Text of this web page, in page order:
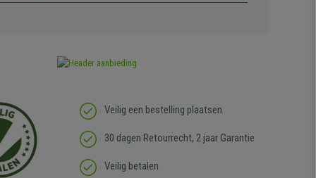
Veilig een bestelling plaatsen
30 dagen Retourrecht, 2 jaar Garantie
Veilig betalen